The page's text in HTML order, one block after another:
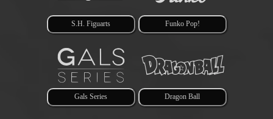
S.H. Figuarts Funko Pop!
Gals Series Dragon Ball